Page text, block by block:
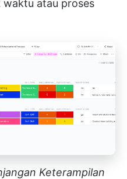
waktu atau proses
Keterampilan